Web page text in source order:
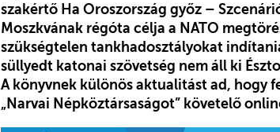
szakértő Ha Oroszország győz –
Moszkvának régóta célja a NATO
szükségtelen tankhadosztályokat
süllyedt katonai szövetség nem áll ki
A könyvnek különös aktualitást ad, hogy
„Narvai Népköztársaságot” követelő